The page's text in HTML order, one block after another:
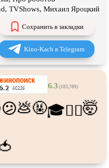
Про хакеров
Про шпионов
Псевдодокументальный
Роуд-муви
Ситком
Стимпанк
Турецкий сериал
TeleSynch
TVShows, Михаил Яроцкий
Сохранить в закладки
Kino-Kach в Telegram
6.3 (183,789)
😕💩🤬🎓😵‍💫🤯